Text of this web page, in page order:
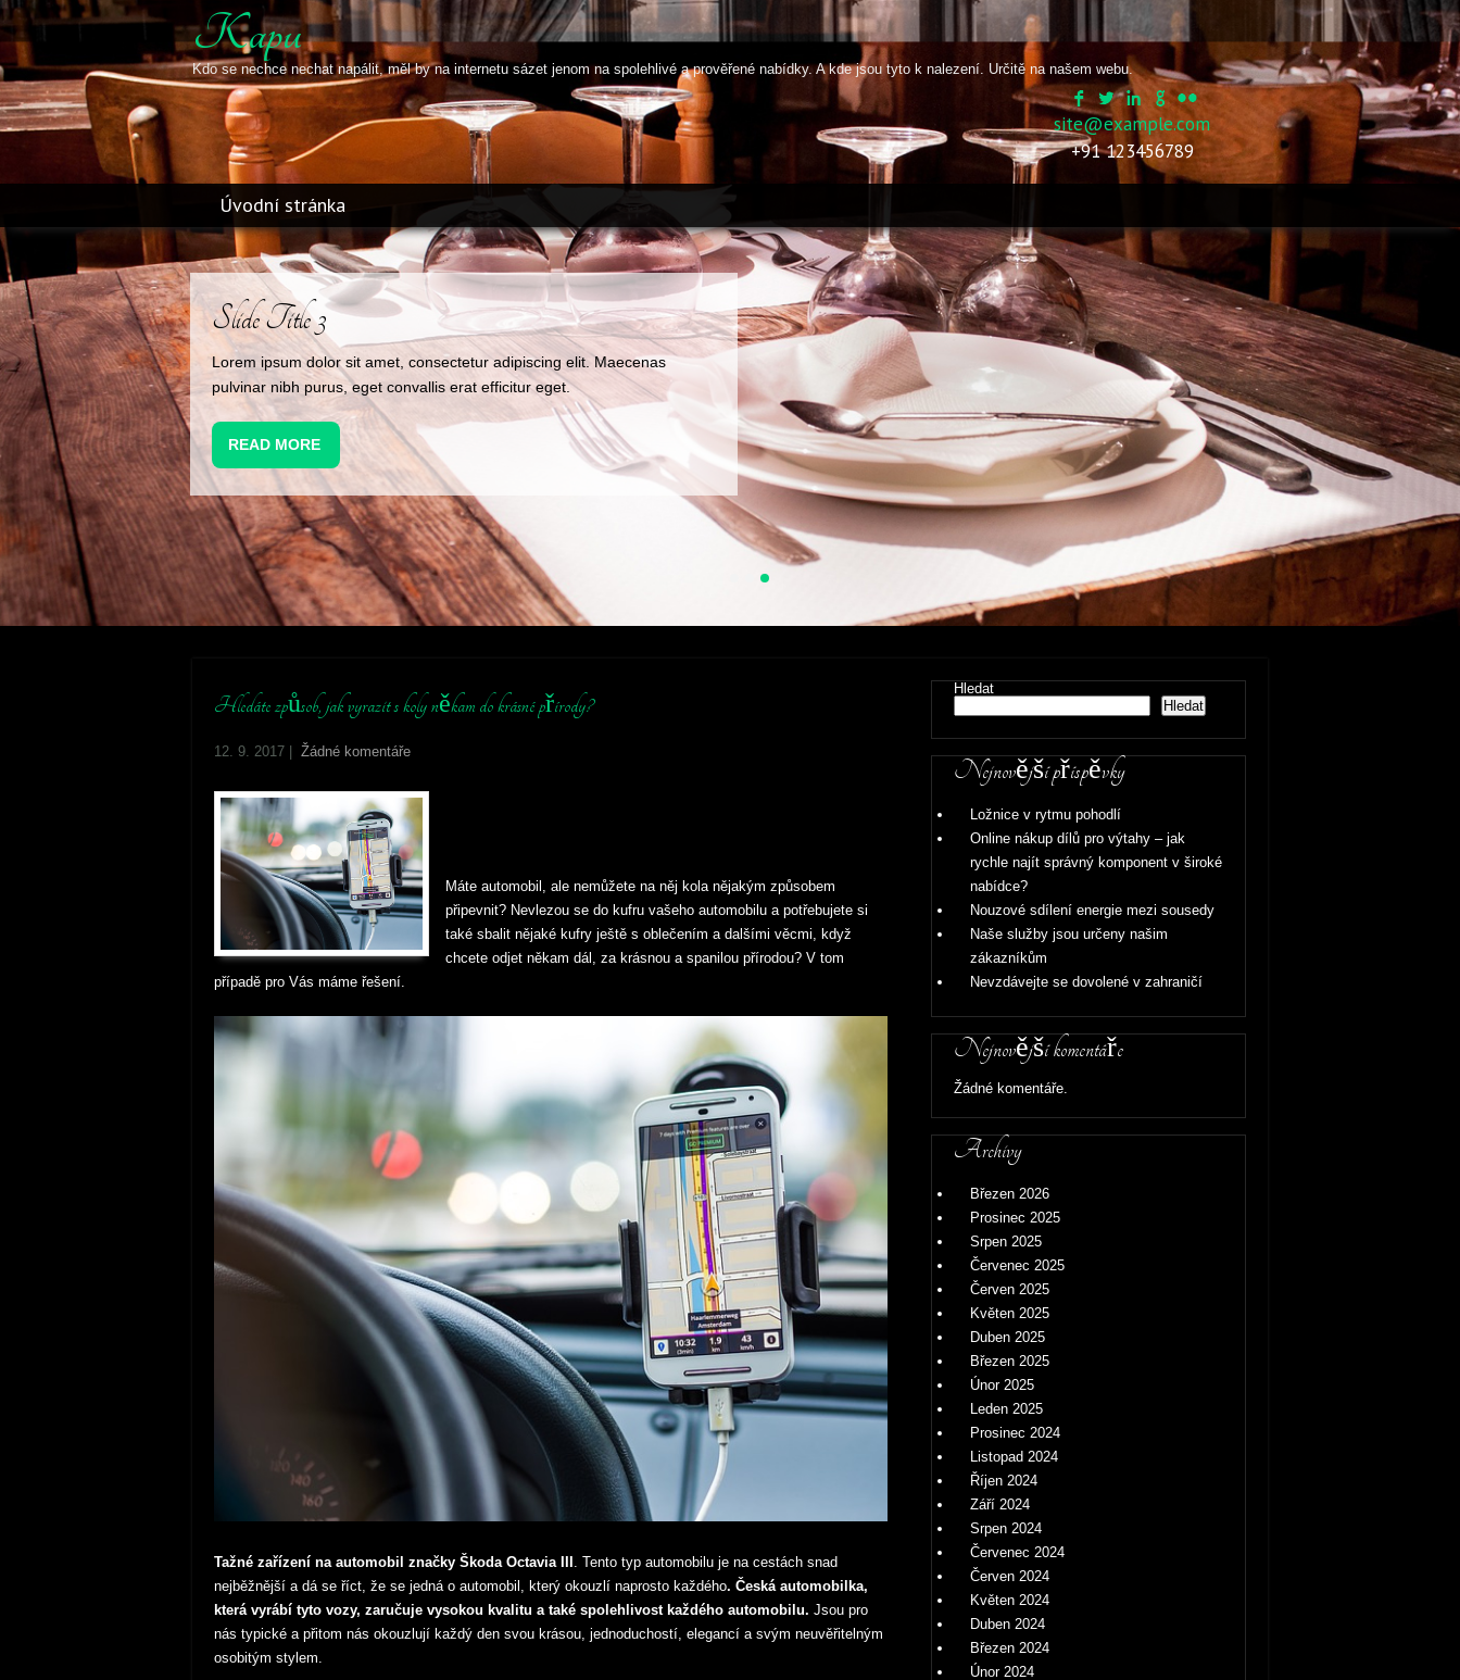
Slide Title 3
Lorem ipsum dolor sit amet, consectetur adipiscing elit. Maecenas
pulvinar nibh purus, eget convallis erat efficitur eget.
READ MORE
Kapu
Kdo se nechce nechat napálit, měl by na internetu sázet jenom na spolehlivé a prověřené nabídky. A kde jsou tyto k nalezení. Určitě na našem webu.
site@example.com
+91 123456789
Úvodní stránka
Hledáte způsob, jak vyrazit s koly někam do krásné přírody?
12. 9. 2017 Žádné komentáře
Máte automobil, ale nemůžete na něj kola nějakým způsobem
připevnit? Nevlezou se do kufru vašeho automobilu a potřebujete si
také sbalit nějaké kufry ještě s oblečením a dalšími věcmi, když
chcete odjet někam dál, za krásnou a spanilou přírodou? V tom
případě pro Vás máme řešení.
Tažné zařízení na automobil značky Škoda Octavia III . Tento typ automobilu je na cestách snad
nejběžnější a dá se říct, že se jedná o automobil, který okouzlí naprosto každého. Česká automobilka,
která vyrábí tyto vozy, zaručuje vysokou kvalitu a také spolehlivost každého automobilu. Jsou pro
nás typické a přitom nás okouzlují každý den svou krásou, jednoduchostí, elegancí a svým neuvěřitelným
osobitým stylem.
Hledat
Hledat
Nejnovější příspěvky
Ložnice v rytmu pohodlí
Online nákup dílů pro výtahy – jak
rychle najít správný komponent v široké
nabídce?
Nouzové sdílení energie mezi sousedy
Naše služby jsou určeny našim
zákazníkům
Nevzdávejte se dovolené v zahraničí
Nejnovější komentáře
Žádné komentáře.
Archivy
Březen 2026
Prosinec 2025
Srpen 2025
Červenec 2025
Červen 2025
Květen 2025
Duben 2025
Březen 2025
Únor 2025
Leden 2025
Prosinec 2024
Listopad 2024
Říjen 2024
Září 2024
Srpen 2024
Červenec 2024
Červen 2024
Květen 2024
Duben 2024
Březen 2024
Únor 2024